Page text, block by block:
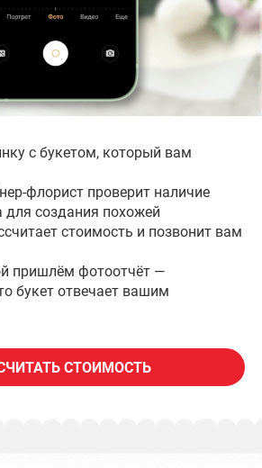
самовывоза
и гарантиями за 2 часа!
клиенты
с букетом, который вам
флорист проверит наличие
для создания похожей
стоимость и позвонит вам
пришлём фотоотчёт —
букет отвечает вашим
СТОИМОСТЬ